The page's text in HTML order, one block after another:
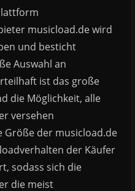
musicload.de wird
und besticht
Auswahl an
ist das große
die Möglichkeit, alle
versehen
der musicload.de
der Käufer
sodass sich die
die meist